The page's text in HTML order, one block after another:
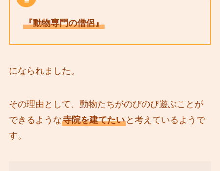
『動物専門の僧侶』
になられました。
その理由として、動物たちがのびのび遊ぶことが
できるような寺院を建てたいと考えているようで
す。